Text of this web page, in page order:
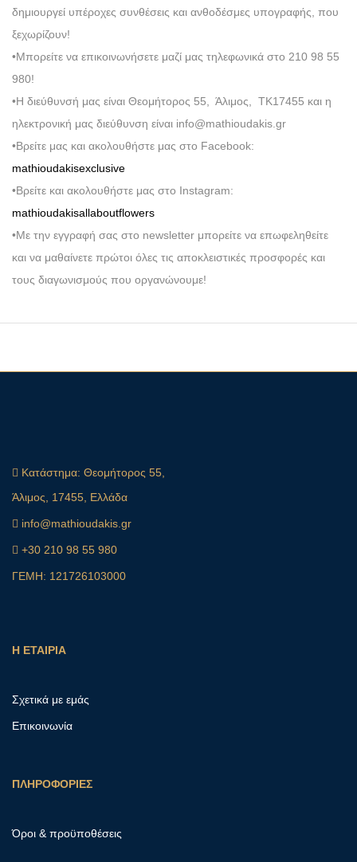
δημιουργεί υπέροχες συνθέσεις και ανθοδέσμες υπογραφής, που
ξεχωρίζουν!
•Μπορείτε να επικοινωνήσετε μαζί μας τηλεφωνικά στο 210 98 55
980!
•Η διεύθυνσή μας είναι Θεομήτορος 55, Άλιμος, ΤΚ17455 και η
ηλεκτρονική μας διεύθυνση είναι info@mathioudakis.gr
•Βρείτε μας και ακολουθήστε μας στο Facebook:
mathioudakisexclusive
•Βρείτε και ακολουθήστε μας στο Instagram:
mathioudakisallaboutflowers
•Με την εγγραφή σας στο newsletter μπορείτε να επωφεληθείτε
και να μαθαίνετε πρώτοι όλες τις αποκλειστικές προσφορές και
τους διαγωνισμούς που οργανώνουμε!
Κατάστημα: Θεομήτορος 55,
Άλιμος, 17455, Ελλάδα
info@mathioudakis.gr
+30 210 98 55 980
ΓΕΜΗ: 121726103000
Η ΕΤΑΙΡΙΑ
Σχετικά με εμάς
Επικοινωνία
ΠΛΗΡΟΦΟΡΙΕΣ
Όροι & προϋποθέσεις